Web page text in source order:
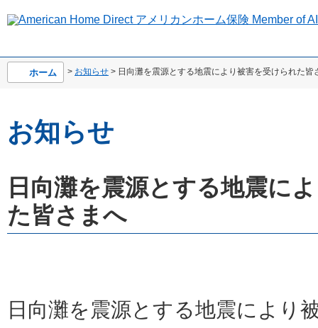
ホーム > お知らせ > 日向灘を震源とする地震により被害を受けられた皆
お知らせ
日向灘を震源とする地震に
た皆さまへ
日向灘を震源とする地震により